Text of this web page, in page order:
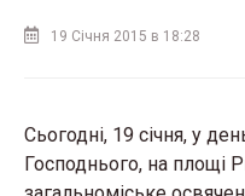
19 Січня 2015 в 18:28
Сьогодні, 19 січня, у
Господнього, на площі